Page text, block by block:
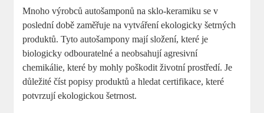
Mnoho výrobců autošamponů na sklo-keramiku se v
poslední době zaměřuje na vytváření ekologicky šetrných
produktů. Tyto autošampony mají složení, které je
biologicky odbouratelné a neobsahují agresivní
chemikálie, které by mohly poškodit životní prostředí. Je
důležité číst popisy produktů a hledat certifikace, které
potvrzují ekologickou šetrnost.